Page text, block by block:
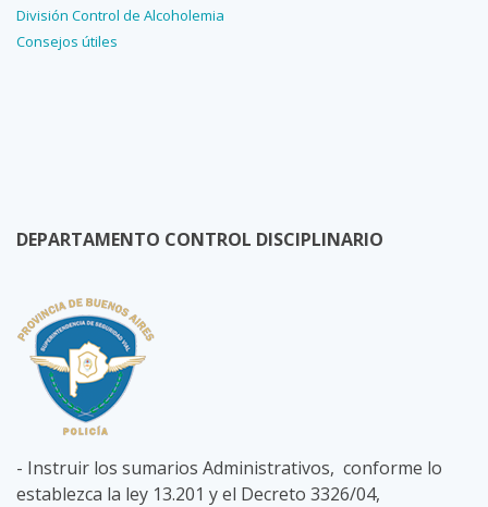
División Control de Alcoholemia
Consejos útiles
DEPARTAMENTO CONTROL DISCIPLINARIO
- Instruir los sumarios Administrativos, conforme lo
establezca la ley 13.201 y el Decreto 3326/04,